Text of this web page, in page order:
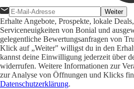
Weiter
Erhalte Angebote, Prospekte, lokale
Serviceneuigkeiten von Bonial und
gelegentliche Bewertungsanfragen von
Klick auf „Weiter" willigst du in den
kannst deine Einwilligung jederzeit über
widerrufen. Weitere Informationen zur
zur Analyse von Öffnungen und Klicks
Datenschutzerklärung.